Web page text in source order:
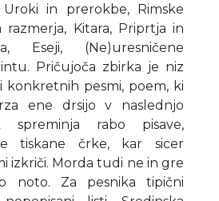
Uroki in prerokbe, Rimske
razmerja, Kitara, Priprtja in
Eseji, (Ne)uresničene
Pričujoča zbirka je niz
konkretnih pesmi, poem, ki
ene drsijo v naslednjo
spreminja rabo pisave,
tiskane črke, kar sicer
izkriči. Morda tudi ne in gre
noto. Za pesnika tipični